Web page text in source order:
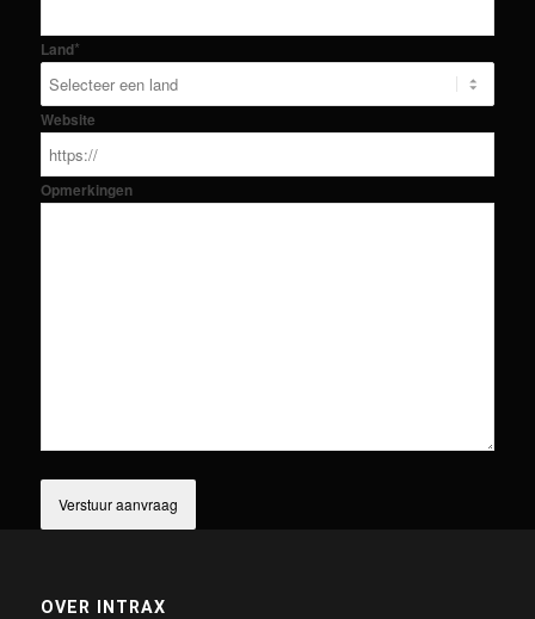
Land*
Website
Opmerkingen
OVER INTRAX